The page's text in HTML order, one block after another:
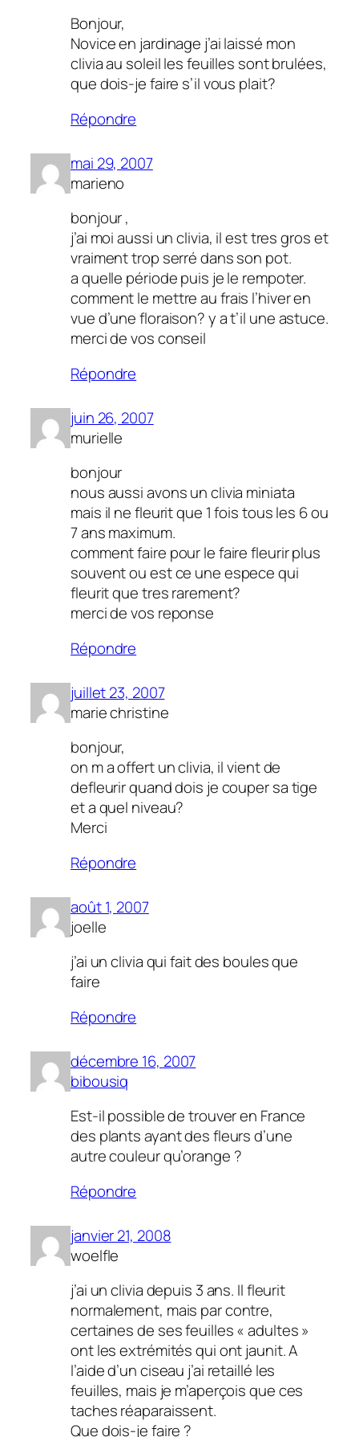
Bonjour,
Novice en jardinage j’ai laissé mon
clivia au soleil les feuilles sont brulées,
que dois-je faire s’il vous plait?
Répondre
mai 29, 2007
marieno
bonjour ,
j’ai moi aussi un clivia, il est tres gros et
vraiment trop serré dans son pot.
a quelle période puis je le rempoter.
comment le mettre au frais l’hiver en
vue d’une floraison? y a t’il une astuce.
merci de vos conseil
Répondre
juin 26, 2007
murielle
bonjour
nous aussi avons un clivia miniata
mais il ne fleurit que 1 fois tous les 6 ou
7 ans maximum.
comment faire pour le faire fleurir plus
souvent ou est ce une espece qui
fleurit que tres rarement?
merci de vos reponse
Répondre
juillet 23, 2007
marie christine
bonjour,
on m a offert un clivia, il vient de
defleurir quand dois je couper sa tige
et a quel niveau?
Merci
Répondre
août 1, 2007
joelle
j’ai un clivia qui fait des boules que
faire
Répondre
décembre 16, 2007
bibousiq
Est-il possible de trouver en France
des plants ayant des fleurs d’une
autre couleur qu’orange ?
Répondre
janvier 21, 2008
woelfle
j’ai un clivia depuis 3 ans. Il fleurit
normalement, mais par contre,
certaines de ses feuilles « adultes »
ont les extrémités qui ont jaunit. A
l’aide d’un ciseau j’ai retaillé les
feuilles, mais je m’aperçois que ces
taches réaparaissent.
Que dois-je faire ?